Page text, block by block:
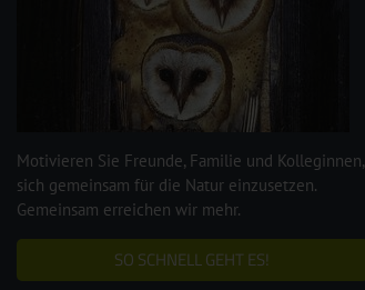
Motivieren Sie Freunde, Familie und Kolleginnen,
sich gemeinsam für die Natur einzusetzen.
Gemeinsam erreichen wir mehr.
SO SCHNELL GEHT ES!